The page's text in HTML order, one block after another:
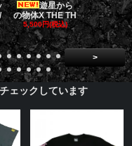
遊星から
の物体X THE TH
5,500円(税込)
ゴー
バスターズ
E
5,500円(税
>
ェックしています